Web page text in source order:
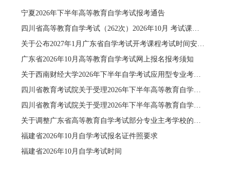
宁夏2026年下半年高等教育自学考试报考通告
四川省高等教育自学考试（262次）2026年10月 考试课程简表
关于公布2027年1月广东省自学考试开考课程考试时间安排和使用教材的通知
广东省2026年10月高等教育自学考试网上报名报考须知
关于西南财经大学2026年下半年自学考试应用型专业考籍更改办理的通知
四川省教育考试院关于受理2026年下半年高等教育自学考试省际转考申请的通告
四川省教育考试院关于受理2026年下半年高等教育自学考试考籍更改申请的通告
关于调整广东省高等教育自学考试部分专业主考学校的通知
福建省2026年10月自学考试报名证件照要求
福建省2026年10月自学考试时间